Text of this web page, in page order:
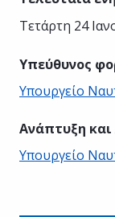
Τετάρτη 24
Υπεύθυνος
Υπουργείο
Ανάπτυξη και
Υπουργείο